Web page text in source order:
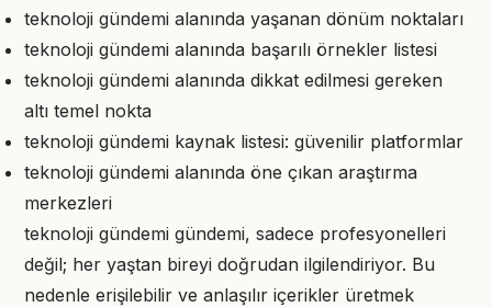
teknoloji gündemi alanında yaşanan dönüm noktaları
teknoloji gündemi alanında başarılı örnekler listesi
teknoloji gündemi alanında dikkat edilmesi gereken
altı temel nokta
teknoloji gündemi kaynak listesi: güvenilir platformlar
teknoloji gündemi alanında öne çıkan araştırma
merkezleri
teknoloji gündemi gündemi, sadece profesyonelleri
değil; her yaştan bireyi doğrudan ilgilendiriyor. Bu
nedenle erişilebilir ve anlaşılır içerikler üretmek